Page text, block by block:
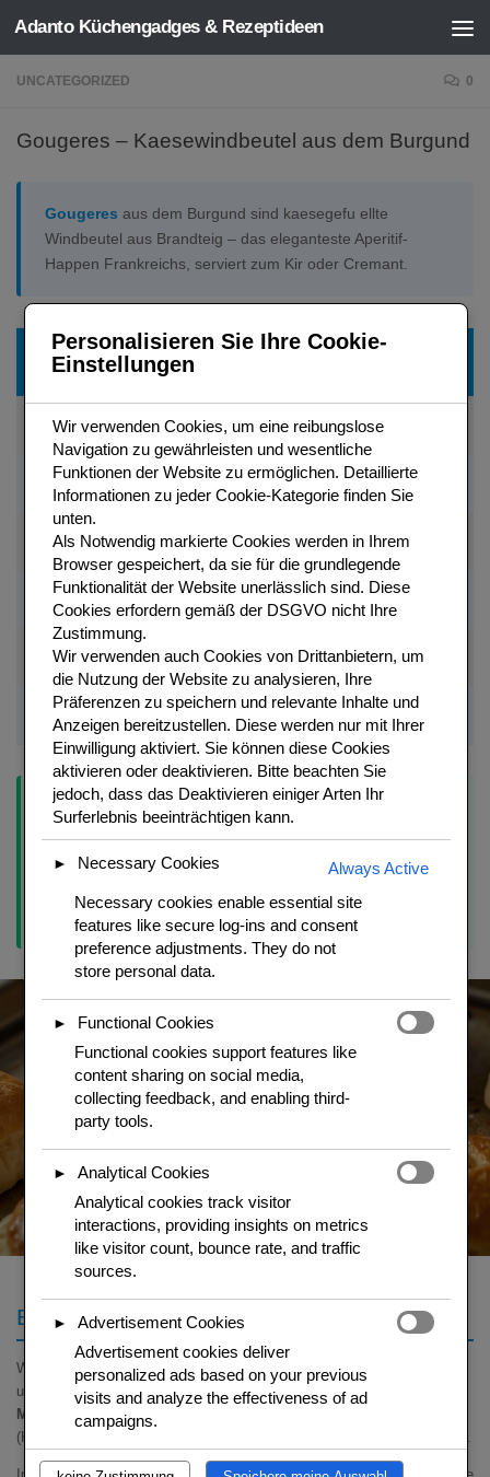
Zum Inhalt springen
Adanto Küchengadges & Rezeptideen
UNCATEGORIZED 0
Gougeres – Kaesewindbeutel aus dem Burgund
Gougeres aus dem Burgund sind kaesegefu ellte
Windbeutel aus Brandteig – das eleganteste Aperitif-
Happen Frankreichs, serviert zum Kir oder Cremant.
Zutat
Menge (ca. 30
Stueck)
Typ
Wasser + Milch 125 ml + 125 ml
Brandteig
Butter 100 g In Stuecken
Im Wasser
schmelzen
Mehl 150 g Gesiebt
Konsistenz
150 g Grob gerieben
obendrauf
Cayennepfeffer +
Muskat
je 1 Prise
Kraeftig
wuerzen
Tipp: Milch statt nur Wasser:Klassischer Brandteig
verwendet nur Wasser. Gougeres verwenden halb Wasser, halb
Milchzucker-Karamellisierung. Kaese NACH dem Abkuehlen
einruehren – bei Hitze wuerde der Kaese Fetttrennung
verursachen und den Teig ruinieren.
Brandteig mit Kaese
Wasser, Milch, Butter und Salz aufkochen. Mehl auf einmal einruehren
und bei Hitze ruehren bis sich der Teig vom Topfboden loest (
Minuten
). Vom Herd, etwas abkuehlen. Eier einzeln unterruehren
(Konsistenz pruefen – V-Test). Kaese, Cayenne und Muskat einruehren.
Personalisieren Sie Ihre Cookie-
Einstellungen
Wir verwenden Cookies, um eine reibungslose
Navigation zu gewährleisten und wesentliche
Funktionen der Website zu ermöglichen. Detaillierte
Informationen zu jeder Cookie-Kategorie finden Sie
unten.
Als Notwendig markierte Cookies werden in Ihrem
Browser gespeichert, da sie für die grundlegende
Funktionalität der Website unerlässlich sind. Diese
Cookies erfordern gemäß der DSGVO nicht Ihre
Zustimmung.
Wir verwenden auch Cookies von Drittanbietern, um
die Nutzung der Website zu analysieren, Ihre
Präferenzen zu speichern und relevante Inhalte und
Anzeigen bereitzustellen. Diese werden nur mit Ihrer
Einwilligung aktiviert. Sie können diese Cookies
aktivieren oder deaktivieren. Bitte beachten Sie
jedoch, dass das Deaktivieren einiger Arten Ihr
Surferlebnis beeinträchtigen kann.
► Necessary Cookies
Always Active
Necessary cookies enable essential site
features like secure log-ins and consent
preference adjustments. They do not
store personal data.
►
Functional Cookies
Functional cookies support features like
content sharing on social media,
collecting feedback, and enabling third-
party tools.
►
Analytical Cookies
Analytical cookies track visitor
interactions, providing insights on metrics
like visitor count, bounce rate, and traffic
sources.
►
Advertisement Cookies
Advertisement cookies deliver
personalized ads based on your previous
visits and analyze the effectiveness of ad
campaigns.